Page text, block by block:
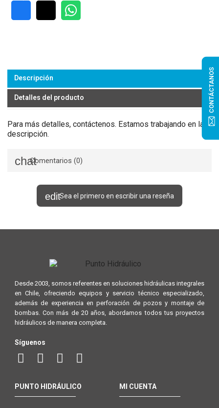
Descripción
Detalles del producto
Para más detalles, contáctenos. Estamos trabajando en la
descripción.
Comentarios (0)
Sea el primero en escribir una reseña
Desde 2003, somos referentes en soluciones hidráulicas integrales
en Chile, ofreciendo equipos y servicio técnico especializado,
además de experiencia en perforación de pozos y montaje de
bombas. Con más de 20 años, abordamos todos tus proyectos
hidráulicos de manera completa.
Síguenos
PUNTO HIDRÁULICO MI CUENTA
CONTÁCTANOS